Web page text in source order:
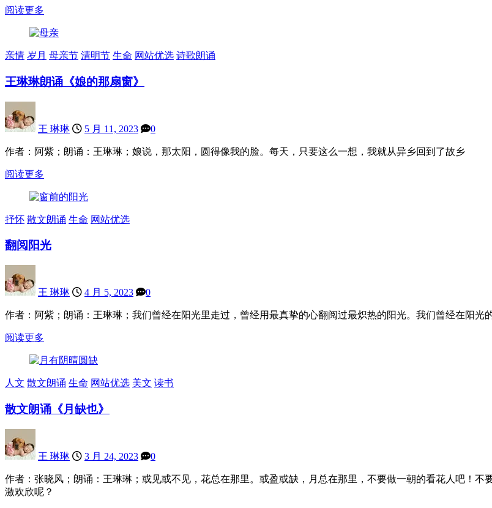
阅读更多
亲情 岁月 母亲节 清明节 生命 网站优选 诗歌朗诵
王琳琳朗诵《娘的那扇窗》
王 琳琳 5 月 11, 2023 0
作者：阿紫；朗诵：王琳琳；娘说，那太阳，圆得像我的脸。每天，只要这么一想，我就从异乡回到了故乡
阅读更多
抒怀 散文朗诵 生命 网站优选
翻阅阳光
王 琳琳 4 月 5, 2023 0
作者：阿紫；朗诵：王琳琳；我们曾经在阳光里走过，曾经用最真挚的心翻阅过最炽热的阳光。我们曾经在阳光
阅读更多
人文 散文朗诵 生命 网站优选 美文 读书
散文朗诵《月缺也》
王 琳琳 3 月 24, 2023 0
作者：张晓风；朗诵：王琳琳；或见或不见，花总在那里。或盈或缺，月总在那里，不要做一朝的看花人吧！
激欢欣呢？